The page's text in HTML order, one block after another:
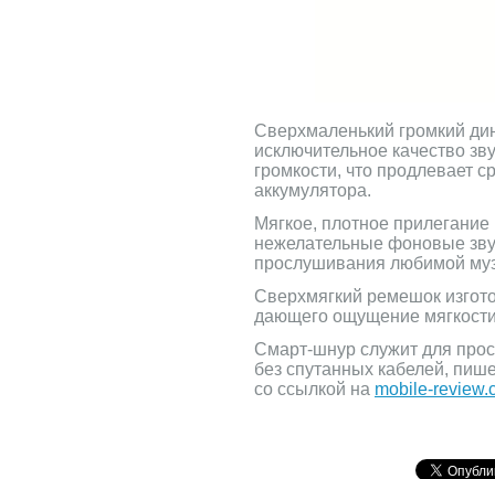
Сверхмаленький громкий
исключительное качество
громкости, что продлевает
аккумулятора.
Мягкое, плотное
нежелательные фоновые
прослушивания любимой
Сверхмягкий ремешок
дающего ощущение
Смарт-шнур служит для
без спутанных кабелей,
со ссылкой на mobile-